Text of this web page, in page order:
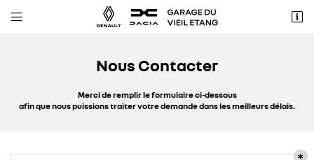
 
2 Avenue Newton
Nous Contacter
Merci de remplir le formulaire ci-dessous
afin que nous puissions traiter votre demande dans les meilleurs délais.